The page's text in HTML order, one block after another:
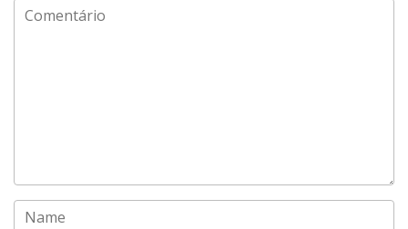
Comentário
Name